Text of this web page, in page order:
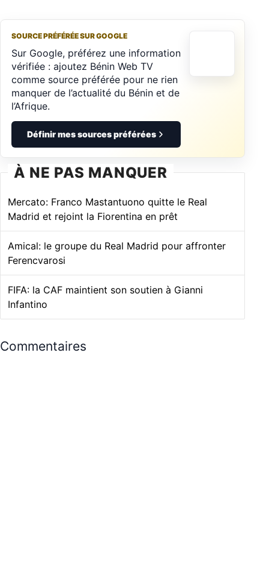
SOURCE PRÉFÉRÉE SUR GOOGLE
Sur Google, préférez une information
vérifiée : ajoutez Bénin Web TV
comme source préférée pour ne rien
manquer de l’actualité du Bénin et de
l’Afrique.
Définir mes sources préférées
À NE PAS MANQUER
Mercato: Franco Mastantuono quitte le Real
Madrid et rejoint la Fiorentina en prêt
Amical: le groupe du Real Madrid pour affronter
Ferencvarosi
FIFA: la CAF maintient son soutien à Gianni
Infantino
Commentaires